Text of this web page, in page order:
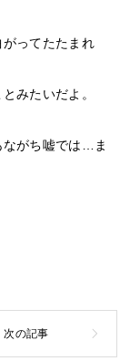
ってたたまれ
みたいだよ。
ながち嘘では…ま